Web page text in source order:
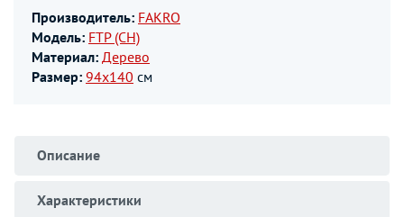
Производитель: FAKRO
Модель: FTP (CH)
Материал: Дерево
Размер: 94х140 см
Описание
Характеристики